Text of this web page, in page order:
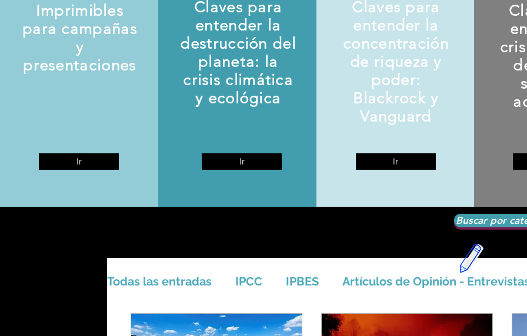
Imprimibles
para campañas
y
presentaciones
Ir
Claves para
entender la
destrucción del
planeta: la
crisis climática
y ecológica
Ir
Claves para
entender la
concentración
de riqueza y
poder:
Blackrock y
Vanguard
Ir
Buscar por
Todas las entradas IPCC IPBES Artículos de Opinión -
Activismo - Greta - Científicos Seguridad Alimentaria-Agua-Dieta